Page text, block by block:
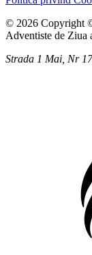
© 2026 Copyright
Adventiste de Ziua
Strada 1 Mai, Nr